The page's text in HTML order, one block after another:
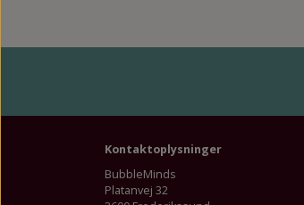
Kontaktoplysninger
BubbleMinds
Platanvej 32